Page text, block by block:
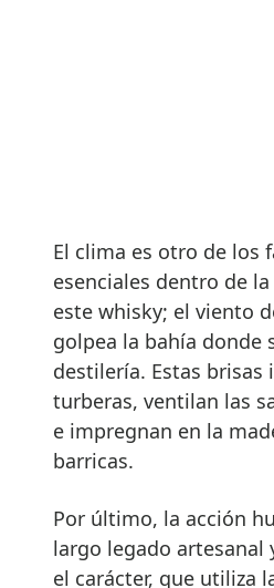
El clima es otro de los
esenciales dentro de
este whisky; el viento
golpea la bahía donde
destilería. Estas brisas
turberas, ventilan las
e impregnan en la
barricas.
Por último, la acción
largo legado artesanal
el carácter, que utiliza